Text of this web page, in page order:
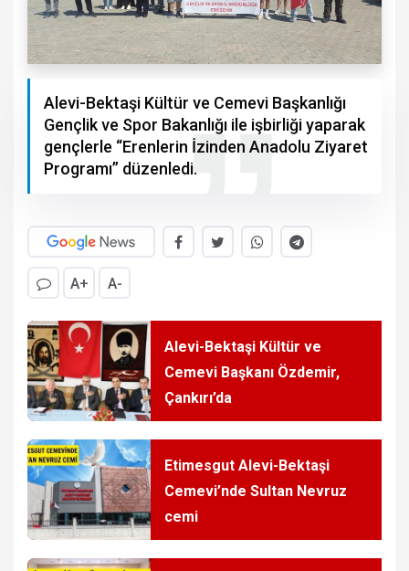
Alevi-Bektaşi Kültür ve Cemevi Başkanlığı
Gençlik ve Spor Bakanlığı ile işbirliği yaparak
gençlerle “Erenlerin İzinden Anadolu Ziyaret
Programı” düzenledi.
A+ A-
Alevi-Bektaşi Kültür ve
Cemevi Başkanı Özdemir,
Çankırı’da
Etimesgut Alevi-Bektaşi
Cemevi’nde Sultan Nevruz
cemi